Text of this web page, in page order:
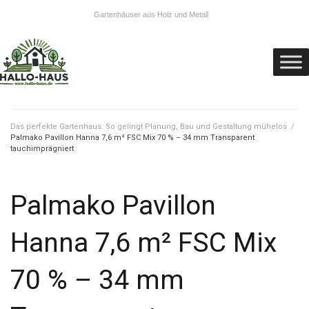
Gartenhäuser aus Holz und Metall
Das perfekte Gartenhaus: So gelingt Planung, Bau und Gestaltung mühelos /
Palmako Pavillon Hanna 7,6 m² FSC Mix 70 % – 34 mm Transparent
tauchimprägniert
Palmako Pavillon
Hanna 7,6 m² FSC Mix
70 % – 34 mm